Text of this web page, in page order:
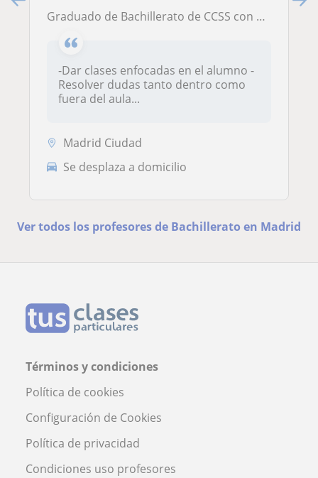
Graduado de Bachillerato de CCSS con media de 10 en el curso y 13,45 en la PAU
-Dar clases enfocadas en el alumno -
Resolver dudas tanto dentro como
fuera del aula...
Madrid Ciudad
Se desplaza a domicilio
Ver todos los profesores de Bachillerato en Madrid
Términos y condiciones
Política de cookies
Configuración de Cookies
Política de privacidad
Condiciones uso profesores